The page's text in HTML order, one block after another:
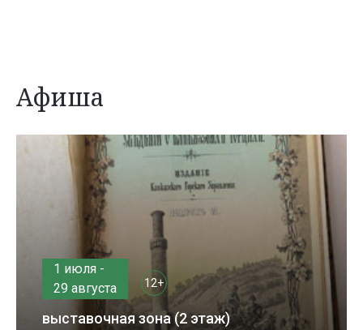
Афиша
1 июля -
29 августа
12+
выставочная зона (2 этаж)